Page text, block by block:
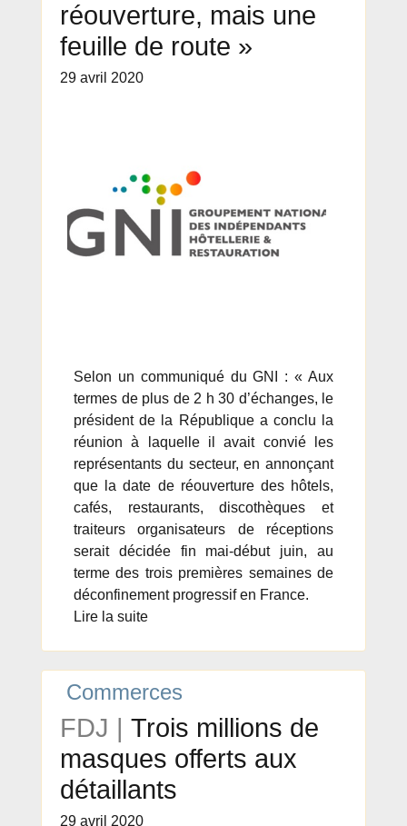
réouverture, mais une
feuille de route »
29 avril 2020
Selon un communiqué du GNI : « Aux
termes de plus de 2 h 30 d’échanges, le
président de la République a conclu la
réunion à laquelle il avait convié les
représentants du secteur, en annonçant
que la date de réouverture des hôtels,
cafés, restaurants, discothèques et
traiteurs organisateurs de réceptions
serait décidée fin mai-début juin, au
terme des trois premières semaines de
déconfinement progressif en France.
Lire la suite
Commerces
FDJ | Trois millions de
masques offerts aux
détaillants
29 avril 2020